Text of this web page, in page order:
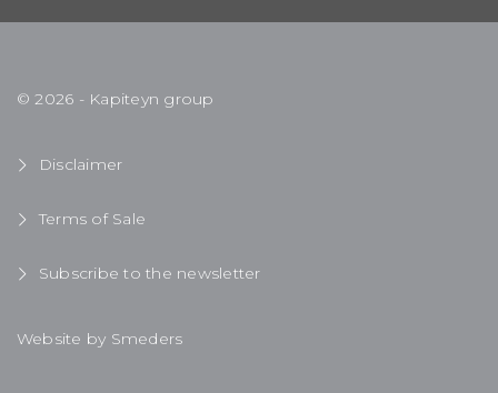
© 2026 - Kapiteyn group
Disclaimer
Terms of Sale
Subscribe to the newsletter
Website by Smeders